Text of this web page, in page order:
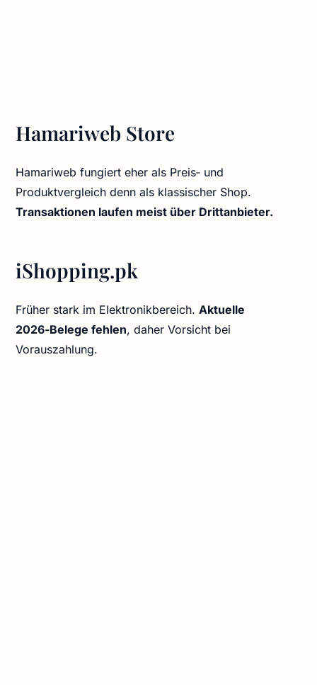
Hamariweb Store
Hamariweb fungiert eher als Preis‑ und
Produktvergleich denn als klassischer Shop.
Transaktionen laufen meist über Drittanbieter.
iShopping.pk
Früher stark im Elektronikbereich.Aktuelle
2026‑Belege fehlen, daher Vorsicht bei
Vorauszahlung.